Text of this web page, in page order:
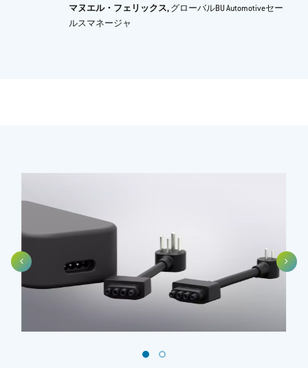
マヌエル・フェリックス, グローバルBU Automotiveセー
ルスマネージャ